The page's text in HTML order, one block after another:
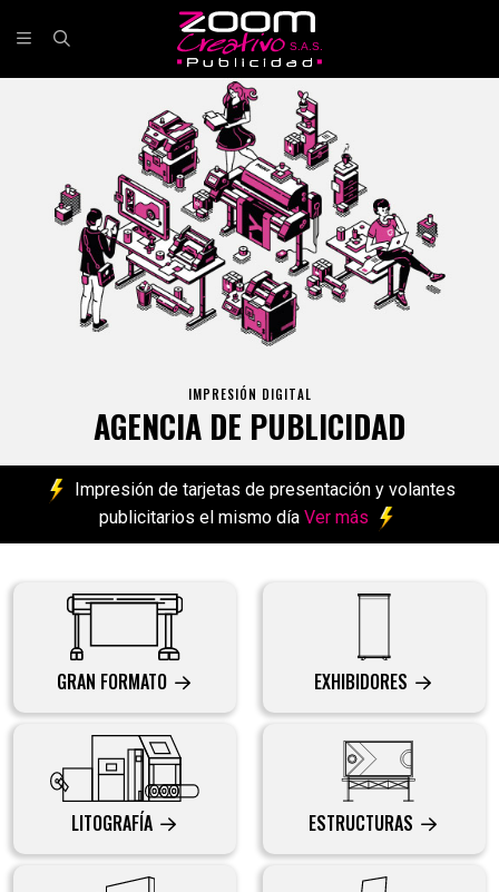
IMPRESIÓN DIGITAL
AGENCIA DE PUBLICIDAD
Impresión de tarjetas de presentación y volantes
publicitarios el mismo día Ver más
GRAN FORMATO EXHIBIDORES
LITOGRAFÍA ESTRUCTURAS